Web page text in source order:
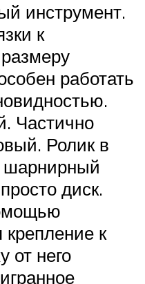
инструмент.
к
работать
Частично
Ролик в
шарнирный
диск.
крепление к
от него